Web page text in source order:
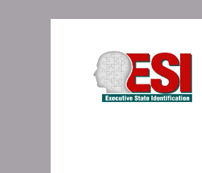
Skip to content